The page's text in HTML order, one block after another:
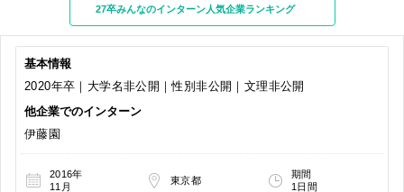
27卒みんなのインターン人気企業ランキング
基本情報
2020年卒｜大学名非公開｜性別非公開｜文理非公開
他企業でのインターン
伊藤園
2016年
11月
東京都
期間
1日間